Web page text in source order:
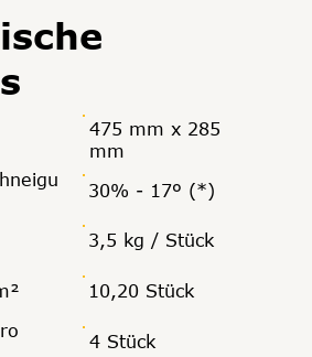
475 mm x 285
mm
3,5 kg / Stück
10,20 Stück
4 Stück
30% - 17º (*)